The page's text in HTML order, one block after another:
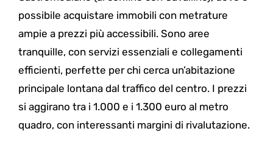
possibile acquistare immobili con metrature
ampie a prezzi più accessibili. Sono aree
tranquille, con servizi essenziali e collegamenti
efficienti, perfette per chi cerca un’abitazione
principale lontana dal traffico del centro. I prezzi
si aggirano tra i 1.000 e i 1.300 euro al metro
quadro, con interessanti margini di rivalutazione.